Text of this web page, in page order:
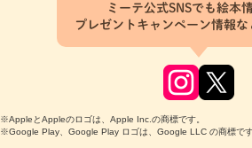
ミーテ公式SNSでも絵本
プレゼントキャンペーン情報な
※AppleとAppleのロゴは、Apple Inc.の商標です。
※Google Play、Google Play ロゴは、Google LLC の商標です